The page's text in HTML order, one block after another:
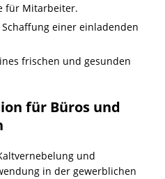
für Mitarbeiter.
einer einladenden
frischen und gesunden
für Büros und
und
in der gewerblichen